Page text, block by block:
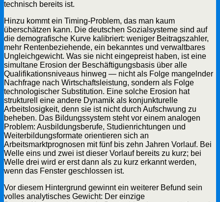
technisch bereits ist.
Hinzu kommt ein Timing-Problem, das man kaum
überschätzen kann. Die deutschen Sozialsysteme sind auf
die demografische Kurve kalibriert: weniger Beitragszahler,
mehr Rentenbeziehende, ein bekanntes und verwaltbares
Ungleichgewicht. Was sie nicht eingepreist haben, ist eine
simultane Erosion der Beschäftigungsbasis über alle
Qualifikationsniveaus hinweg — nicht als Folge mangelnder
Nachfrage nach Wirtschaftsleistung, sondern als Folge
technologischer Substitution. Eine solche Erosion hat
strukturell eine andere Dynamik als konjunkturelle
Arbeitslosigkeit, denn sie ist nicht durch Aufschwung zu
beheben. Das Bildungssystem steht vor einem analogen
Problem: Ausbildungsberufe, Studienrichtungen und
Weiterbildungsformate orientieren sich an
Arbeitsmarktprognosen mit fünf bis zehn Jahren Vorlauf. Bei
Welle eins und zwei ist dieser Vorlauf bereits zu kurz; bei
Welle drei wird er erst dann als zu kurz erkannt werden,
wenn das Fenster geschlossen ist.
Vor diesem Hintergrund gewinnt ein weiterer Befund sein
volles analytisches Gewicht: Der einzige